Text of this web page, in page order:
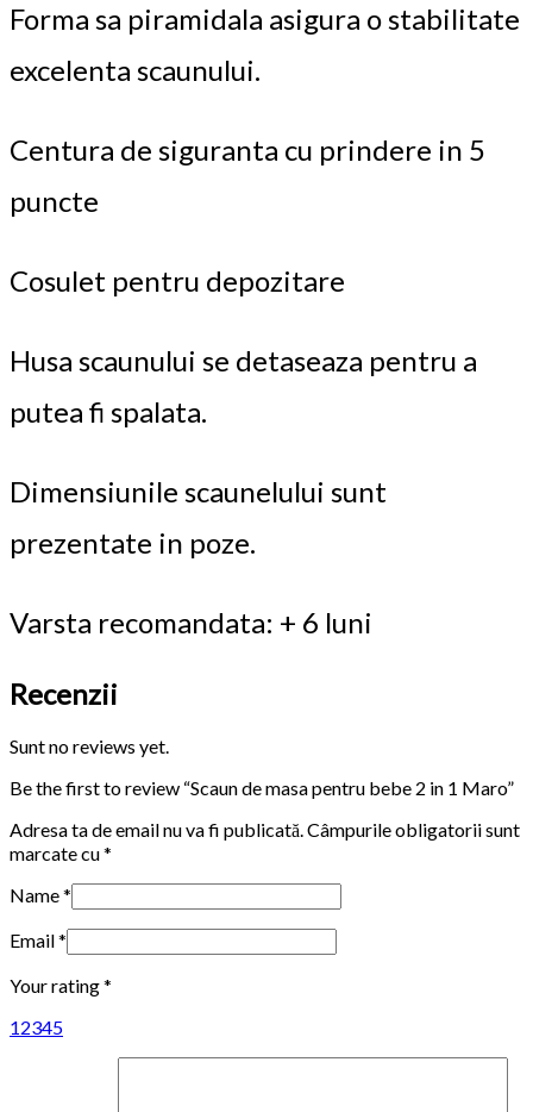
Forma sa piramidala asigura o stabilitate
excelenta scaunului.
Centura de siguranta cu prindere in 5
puncte
Cosulet pentru depozitare
Husa scaunului se detaseaza pentru a
putea fi spalata.
Dimensiunile scaunelului sunt
prezentate in poze.
Varsta recomandata: + 6 luni
Recenzii
Sunt no reviews yet.
Be the first to review “Scaun de masa pentru bebe 2 in 1 Maro”
Adresa ta de email nu va fi publicată.Câmpurile obligatorii sunt
marcate cu*
Name*
Email*
Your rating*
12345